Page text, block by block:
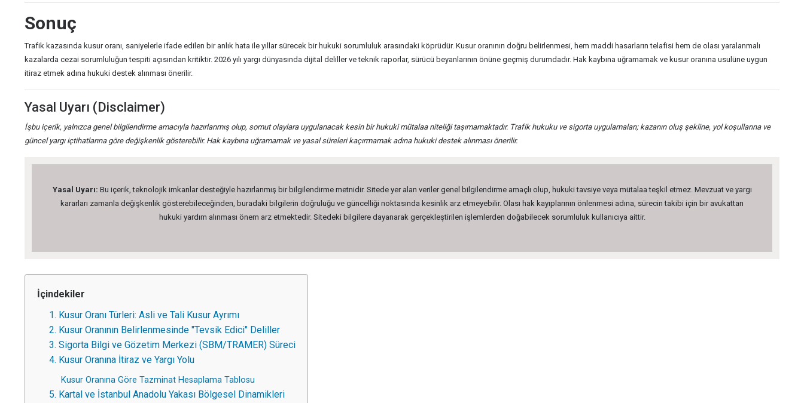
Sonuç
Trafik kazasında kusur oranı, saniyelerle ifade edilen bir anlık hata ile yıllar sürecek bir hukuki sorumluluk arasındaki köprüdür. Kusur oranının doğru belirlenmesi, hem maddi hasarların telafisi hem de olası yaralanmalı
kazalarda cezai sorumluluğun tespiti açısından kritiktir. 2026 yılı yargı dünyasında dijital deliller ve teknik raporlar, sürücü beyanlarının önüne geçmiş durumdadır. Hak kaybına uğramamak ve kusur oranına usulüne uygun
itiraz etmek adına hukuki destek alınması önerilir.
Yasal Uyarı (Disclaimer)
İşbu içerik, yalnızca genel bilgilendirme amacıyla hazırlanmış olup, somut olaylara uygulanacak kesin bir hukuki mütalaa niteliği taşımamaktadır. Trafik hukuku ve sigorta uygulamaları; kazanın oluş şekline, yol koşullarına ve
güncel yargı içtihatlarına göre değişkenlik gösterebilir. Hak kaybına uğramamak ve yasal süreleri kaçırmamak adına hukuki destek alınması önerilir.
Yasal Uyarı: Bu içerik, teknolojik imkanlar desteğiyle hazırlanmış bir bilgilendirme metnidir. Sitede yer alan veriler genel bilgilendirme amaçlı olup, hukuki tavsiye veya mütalaa teşkil etmez. Mevzuat ve yargı
kararları zamanla değişkenlik gösterebileceğinden, buradaki bilgilerin doğruluğu ve güncelliği noktasında kesinlik arz etmeyebilir. Olası hak kayıplarının önlenmesi adına, sürecin takibi için bir avukattan
hukuki yardım alınması önem arz etmektedir. Sitedeki bilgilere dayanarak gerçekleştirilen işlemlerden doğabilecek sorumluluk kullanıcıya aittir.
İçindekiler
1. Kusur Oranı Türleri: Asli ve Tali Kusur Ayrımı
2. Kusur Oranının Belirlenmesinde "Tevsik Edici" Deliller
3. Sigorta Bilgi ve Gözetim Merkezi (SBM/TRAMER) Süreci
4. Kusur Oranına İtiraz ve Yargı Yolu
Kusur Oranına Göre Tazminat Hesaplama Tablosu
5. Kartal ve İstanbul Anadolu Yakası Bölgesel Dinamikleri